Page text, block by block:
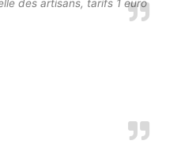
des artisans, tarifs 1 euro